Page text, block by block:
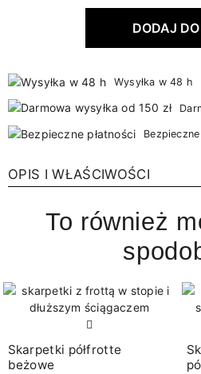
DODAJ
Wysyłka w 48 h
OPIS I WŁAŚCIWOŚCI
To również
Skarpetki półfrotte
beżowe